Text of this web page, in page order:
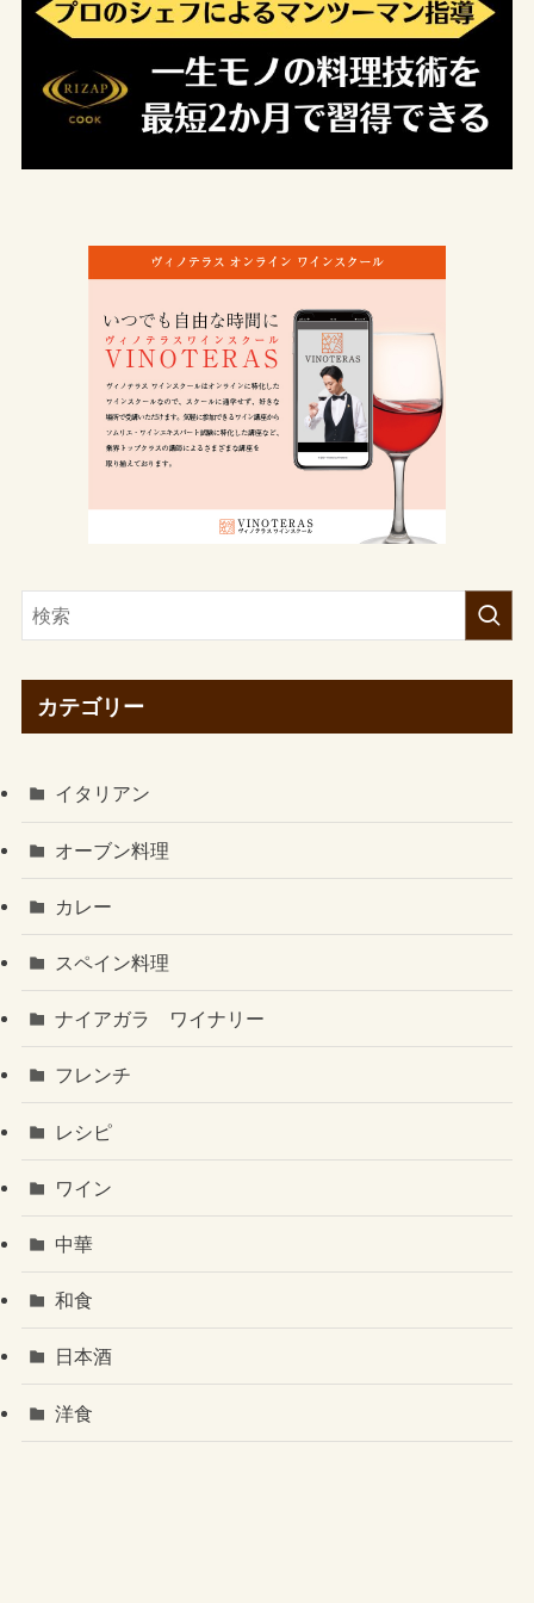
カテゴリー
イタリアン
オーブン料理
カレー
スペイン料理
ナイアガラ ワイナリー
フレンチ
レシピ
ワイン
中華
和食
日本酒
洋食